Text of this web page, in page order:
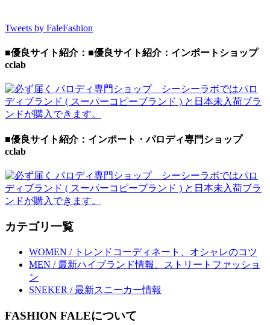
Tweets by FaleFashion
■優良サイト紹介：■優良サイト紹介：インポートショップ
cclab
■優良サイト紹介：インポート・パロディ専門ショップ
cclab
カテゴリ一覧
WOMEN / トレンドコーディネート、オシャレのコツ
MEN / 最新ハイブランド情報、ストリートファッショ
ン
SNEKER / 最新スニーカー情報
FASHION FALEについて